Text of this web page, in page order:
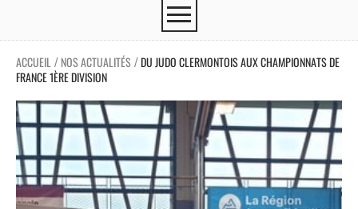
ACCUEIL / NOS ACTUALITÉS /DU JUDO CLERMONTOIS AUX CHAMPIONNATS DE
FRANCE 1ÈRE DIVISION